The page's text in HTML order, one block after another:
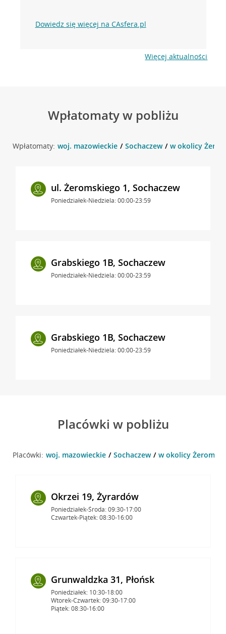
Dowiedz się więcej na CAsfera.pl
Więcej aktualności
Wpłatomaty w pobliżu
Wpłatomaty: woj. mazowieckie Sochaczew w okolicy
ul. Żeromskiego 1, Sochaczew
Poniedziałek-Niedziela: 00:00-23:59
Grabskiego 1B, Sochaczew
Poniedziałek-Niedziela: 00:00-23:59
Grabskiego 1B, Sochaczew
Poniedziałek-Niedziela: 00:00-23:59
Placówki w pobliżu
Placówki: woj. mazowieckie Sochaczew w okolicy
Okrzei 19, Żyrardów
Poniedziałek-Środa: 09:30-17:00
Czwartek-Piątek: 08:30-16:00
Grunwaldzka 31, Płońsk
Poniedziałek: 10:30-18:00
Wtorek-Czwartek: 09:30-17:00
Piątek: 08:30-16:00